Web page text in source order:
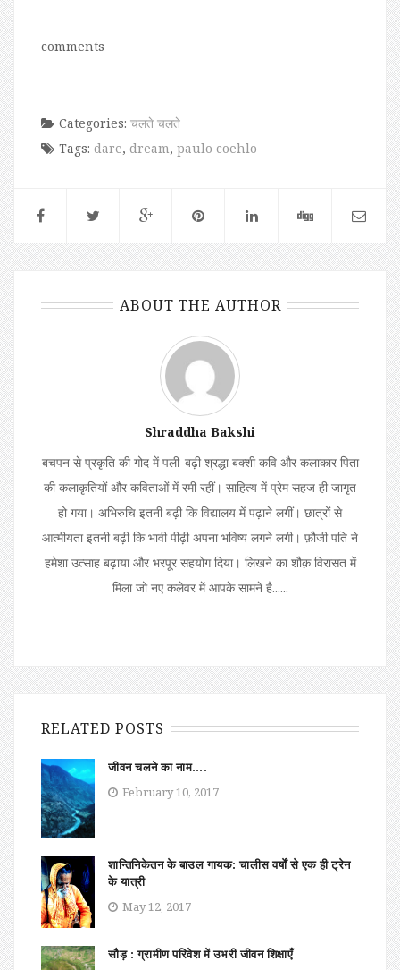
comments
Categories: चलते चलते
Tags: dare, dream, paulo coehlo
ABOUT THE AUTHOR
Shraddha Bakshi
बचपन से प्रकृति की गोद में पली-बढ़ी श्रद्धा बक्शी कवि और कलाकार पिता
की कलाकृतियों और कविताओं में रमी रहीं। साहित्य में प्रेम सहज ही जागृत
हो गया। अभिरुचि इतनी बढ़ी कि विद्यालय में पढ़ाने लगीं। छात्रों से
आत्मीयता इतनी बढ़ी कि भावी पीढ़ी अपना भविष्य लगने लगी। फ़ौजी पति ने
हमेशा उत्साह बढ़ाया और भरपूर सहयोग दिया। लिखने का शौक़ विरासत में
मिला जो नए कलेवर में आपके सामने है......
RELATED POSTS
जीवन चलने का नाम….
February 10, 2017
शान्तिनिकेतन के बाउल गायक: चालीस वर्षों से एक ही ट्रेन
के यात्री
May 12, 2017
सौड़ : ग्रामीण परिवेश में उभरी जीवन शिक्षाएँ